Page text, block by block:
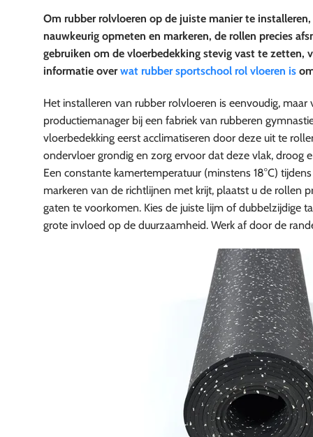
Om rubber rolvloeren op de juiste manier te
nauwkeurig opmeten en markeren, de rollen precies
gebruiken om de vloerbedekking stevig vast te zetten,
informatie overwat rubber sportschool rol vloeren is
Het installeren van rubber rolvloeren is eenvoudig,
productiemanager bij een fabriek van rubberen
vloerbedekking eerst acclimatiseren door deze uit te
ondervloer grondig en zorg ervoor dat deze vlak, droog
Een constante kamertemperatuur (minstens 18°C)
markeren van de richtlijnen met krijt, plaatst u de rollen
gaten te voorkomen. Kies de juiste lijm of dubbelzijdige
grote invloed op de duurzaamheid. Werk af door de